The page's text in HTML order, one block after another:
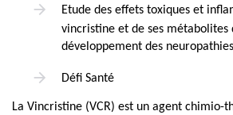
Etude des effets toxiques et
vincristine et de ses métabolites
développement des
Défi Santé
La Vincristine (VCR) est un agent chimio-